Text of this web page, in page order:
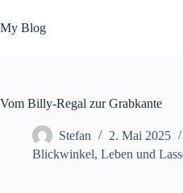
Inhalt
springen
My Blog
Vom Billy-Regal zur Grabkante
Stefan
2. Mai 2025
Blickwinkel, Leben und